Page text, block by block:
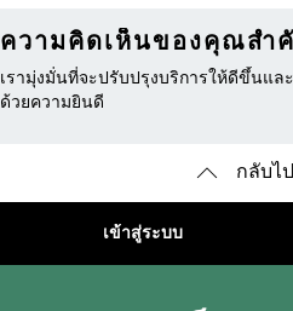
ความคิดเห็นของคุณสำ
เรามุ่งมั่นที่จะปรับปรุงบริการให้ดีขึ้นแ
ด้วยความยินดี
กลับไ
เข้าสู่ระบบ